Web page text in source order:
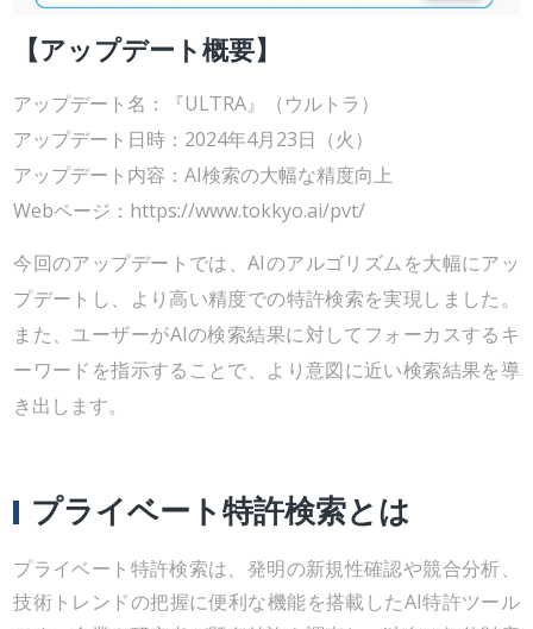
【アップデート概要】
アップデート名：『ULTRA』（ウルトラ）
アップデート日時：2024年4月23日（火）
アップデート内容：AI検索の大幅な精度向上
Webページ：https://www.tokkyo.ai/pvt/
今回のアップデートでは、AIのアルゴリズムを大幅にアッ
プデートし、より高い精度での特許検索を実現しました。
また、ユーザーがAIの検索結果に対してフォーカスするキ
ーワードを指示することで、より意図に近い検索結果を導
き出します。
プライベート特許検索とは
プライベート特許検索は、発明の新規性確認や競合分析、
技術トレンドの把握に便利な機能を搭載したAI特許ツール